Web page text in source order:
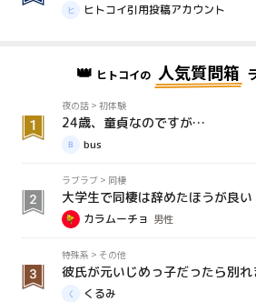
ヒトコイ引用投稿アカウント
👑 ヒトコイの 人気質問箱
夜の話 > 初体験
24歳、童貞なのですが…
bus
ラブラブ > 同棲
大学生で同棲は辞めたほうが良い
カラムーチョ 男性
特殊系 > その他
彼氏が元いじめっ子だったら別れ
くるみ